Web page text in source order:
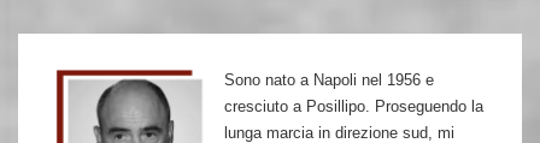
Sono nato a Napoli nel 1956 e
cresciuto a Posillipo. Proseguendo la
lunga marcia in direzione sud, mi